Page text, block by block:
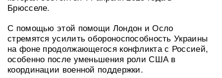
Брюсселе.
С помощью этой помощи Лондон и Осло
стремятся усилить обороноспособность Украины
на фоне продолжающегося конфликта с Россией,
особенно после уменьшения роли США в
координации военной поддержки.